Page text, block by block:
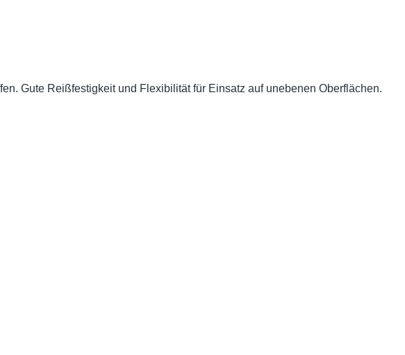
Gute Reißfestigkeit und Flexibilität für Einsatz auf unebenen Oberflächen.